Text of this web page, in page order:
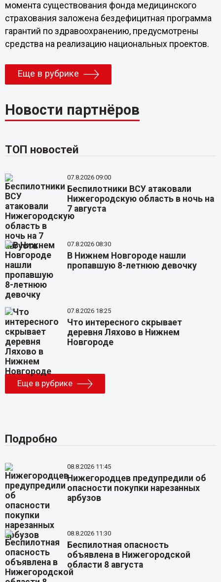
момента существования фонда медицинского
страхования заложена бездефицитная программа
гарантий по здравоохранению, предусмотрены
средства на реализацию национальных проектов.
Еще в рубрике
Новости партнёров
ТОП новостей
07.8.2026 09:00
Беспилотники ВСУ атаковали
Нижегородскую область в ночь на
7 августа
07.8.2026 08:30
В Нижнем Новгороде нашли
пропавшую 8-летнюю девочку
07.8.2026 18:25
Что интересного скрывает
деревня Ляхово в Нижнем
Новгороде
Еще в рубрике
Подробно
08.8.2026 11:45
Нижегородцев предупредили об
опасности покупки нарезанных
арбузов
08.8.2026 11:30
Беспилотная опасность
объявлена в Нижегородской
области 8 августа